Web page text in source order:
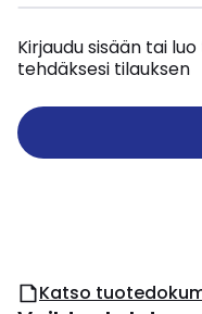
Kirjaudu sisään tai
tehdäksesi tilauksen
Katso